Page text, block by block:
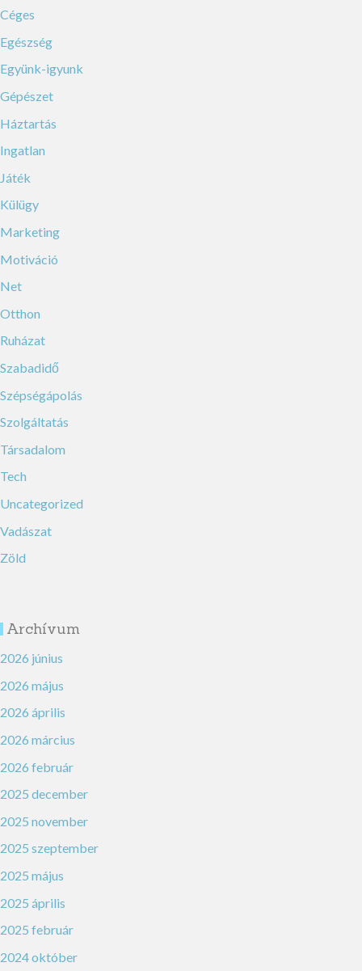
Céges
Egészség
Együnk-igyunk
Gépészet
Háztartás
Ingatlan
Játék
Külügy
Marketing
Motiváció
Net
Otthon
Ruházat
Szabadidő
Szépségápolás
Szolgáltatás
Társadalom
Tech
Uncategorized
Vadászat
Zöld
Archívum
2026 június
2026 május
2026 április
2026 március
2026 február
2025 december
2025 november
2025 szeptember
2025 május
2025 április
2025 február
2024 október